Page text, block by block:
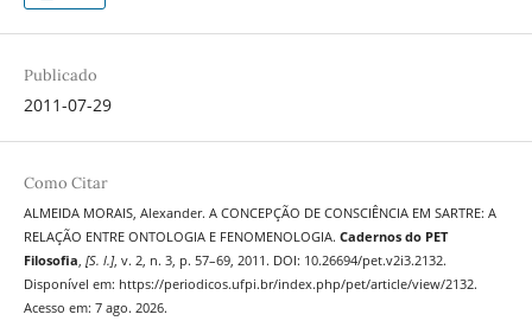
Publicado
2011-07-29
Como Citar
ALMEIDA MORAIS, Alexander. A CONCEPÇÃO DE CONSCIÊNCIA EM SARTRE: A
RELAÇÃO ENTRE ONTOLOGIA E FENOMENOLOGIA. Cadernos do PET
Filosofia, [S. l.], v. 2, n. 3, p. 57–69, 2011. DOI: 10.26694/pet.v2i3.2132.
Disponível em: https://periodicos.ufpi.br/index.php/pet/article/view/2132.
Acesso em: 7 ago. 2026.